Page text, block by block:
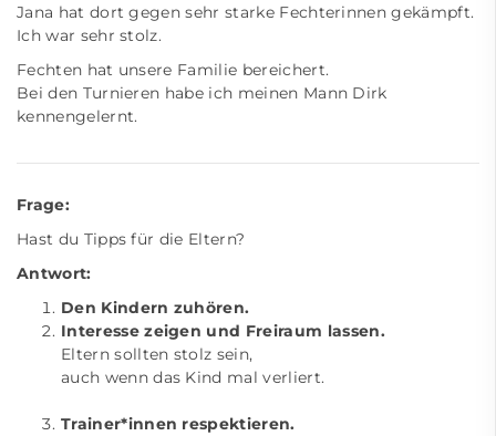
Jana hat dort gegen sehr starke Fechterinnen gekämpft.
Ich war sehr stolz.
Fechten hat unsere Familie bereichert.
Bei den Turnieren habe ich meinen Mann Dirk
kennengelernt.
Frage:
Hast du Tipps für die Eltern?
Antwort:
Den Kindern zuhören.
Interesse zeigen und Freiraum lassen.
Eltern sollten stolz sein,
auch wenn das Kind mal verliert.
Trainer*innen respektieren.